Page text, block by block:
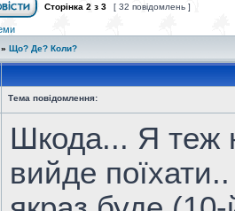
Сторінка 2 з 3 [ 32 повідомлень ]
» Що? Де? Коли?
Тема повідомлення:
Шкода... Я теж
вийде